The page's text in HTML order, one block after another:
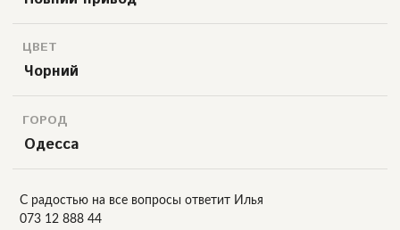
ЦВЕТ
Чорний
ГОРОД
Одесса
С радостью на все вопросы ответит Илья
073 12 888 44